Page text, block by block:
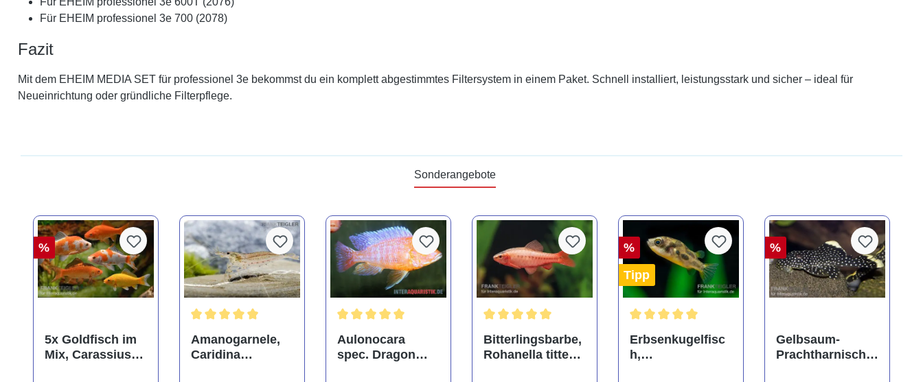
Für EHEIM professionel 3e 700 (2078)
Fazit
Mit dem EHEIM MEDIA SET für professionel 3e bekommst du ein komplett abgestimmtes Filtersystem in einem Paket. Schnell installiert, leistungsstark und sicher – ideal für
Neueinrichtung oder gründliche Filterpflege.
Sonderangebote
%
5x Goldfisch im
Mix, Carassius
Amanogarnele,
Caridina
Aulonocara
spec. Dragon
Bitterlingsbarbe,
Rohanella titteya,
%
Tipp
Erbsenkugelfisc
h,
%
Gelbsaum-
Prachtharnischw